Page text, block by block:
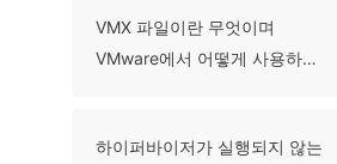
VMX 파일이란 무엇이며
VMware에서 어떻게 사용하나
하이퍼바이저가 실행되지 않는